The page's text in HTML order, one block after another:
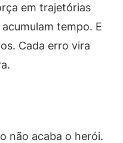
em trajetórias
tempo. E
Cada erro vira
não acaba o herói.